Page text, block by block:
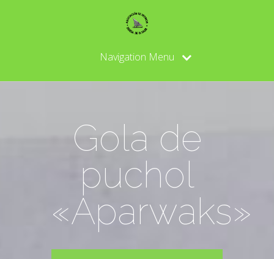
Navigation Menu
Gola de
puchol
«Aparwaks»